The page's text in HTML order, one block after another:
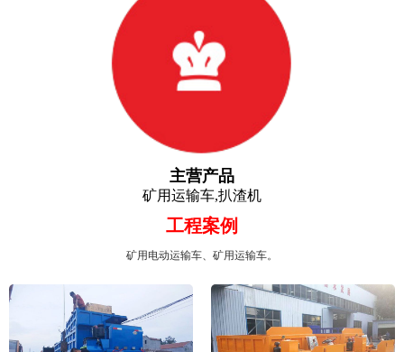
主营产品
矿用运输车,扒渣机
工程案例
矿用电动运输车、矿用运输车。